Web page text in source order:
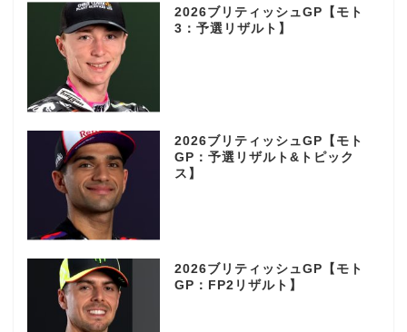
2026ブリティッシュGP【モト
3：予選リザルト】
2026ブリティッシュGP【モト
GP：予選リザルト&トピック
ス】
2026ブリティッシュGP【モト
GP：FP2リザルト】